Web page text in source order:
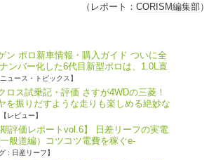
（レポート： CORISM編集部）
ン ポロ新車情報・購入ガイド ついに全
ンバー化した6代目新型ポロは、1.0L直
ニュース・トピックス】
ロス試乗記・評価 さすが4WDの三菱！
を振りだすような走りも楽しめる絶妙な
【レビュー】
期評価レポートvol.6】 日差リーフの実電
般道編）コツコツ電費を稼ぐe-
: 日産リーフ】